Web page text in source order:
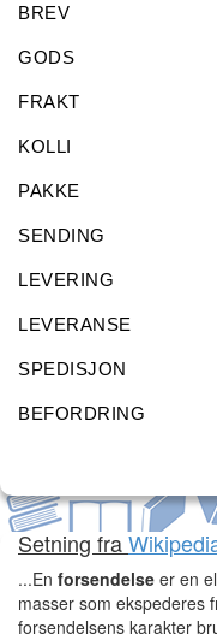
BREV
GODS
FRAKT
KOLLI
PAKKE
SENDING
LEVERING
LEVERANSE
SPEDISJON
BEFORDRING
Setning fra
...En forsendelse er en
masser som ekspederes
forsendelsens karakter